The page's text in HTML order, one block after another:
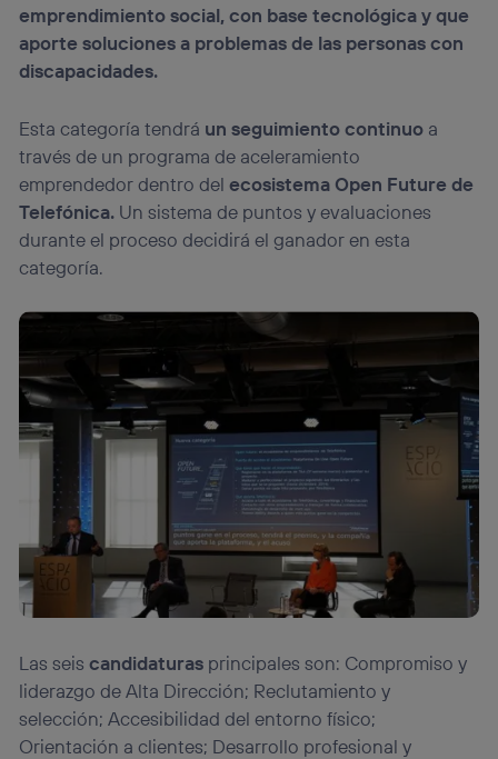
emprendimiento social, con base tecnológica y que
aporte soluciones a problemas de las personas con
discapacidades.
Esta categoría tendrá un seguimiento continuo a
través de un programa de aceleramiento
emprendedor dentro delecosistema Open Future de
Telefónica. Un sistema de puntos y evaluaciones
durante el proceso decidirá el ganador en esta
categoría.
Las seiscandidaturas principales son: Compromiso y
liderazgo de Alta Dirección; Reclutamiento y
selección; Accesibilidad del entorno físico;
Orientación a clientes; Desarrollo profesional y